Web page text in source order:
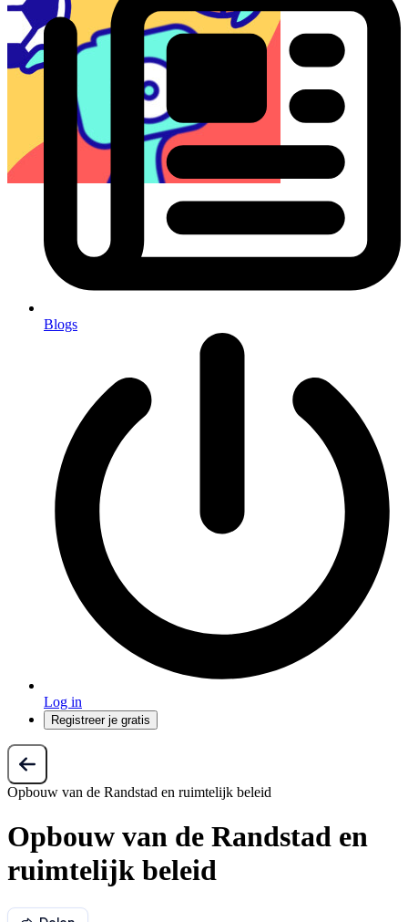
Blogs
Log in
Registreer je gratis
Opbouw van de Randstad en ruimtelijk beleid
Opbouw van de Randstad en
ruimtelijk beleid